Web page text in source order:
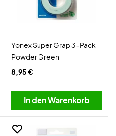
Yonex Super Grap 3-Pack
Powder Green
8,95 €
In den Warenkorb